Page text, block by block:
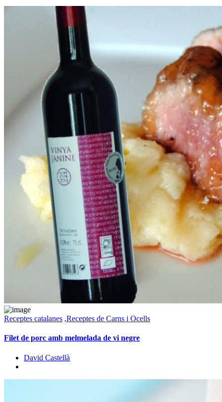
Receptes catalanes ,Receptes de Carns i Ocells
Filet de porc amb melmelada de vi negre
David Castellà